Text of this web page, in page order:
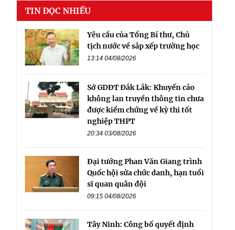
TIN ĐỌC NHIỀU
Yêu cầu của Tổng Bí thư, Chủ
tịch nước về sắp xếp trường học
13:14 04/08/2026
Sở GDĐT Đắk Lắk: Khuyến cáo
không lan truyền thông tin chưa
được kiểm chứng về kỳ thi tốt
nghiệp THPT
20:34 03/08/2026
Đại tướng Phan Văn Giang trình
Quốc hội sửa chức danh, hạn tuổi
sĩ quan quân đội
09:15 04/08/2026
Tây Ninh: Công bố quyết định